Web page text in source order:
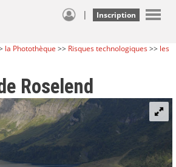
| Inscription
la Photothèque >> Risques technologiques>> les
Roselend